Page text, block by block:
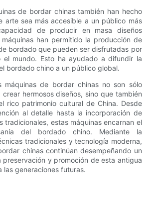
de bordar chinas también han hecho
arte sea más accesible a un público más
de producir en masa diseños
han permitido la producción de
bordado que pueden ser disfrutadas por
el mundo. Esto ha ayudado a difundir la
bordado chino a un público global.
máquinas de bordar chinas no son sólo
crear hermosos diseños, sino que también
rico patrimonio cultural de China. Desde
al detalle hasta la incorporación de
tradicionales, estas máquinas encarnan el
del bordado chino. Mediante la
tradicionales y tecnología moderna,
chinas continúan desempeñando un
preservación y promoción de esta antigua
las generaciones futuras.